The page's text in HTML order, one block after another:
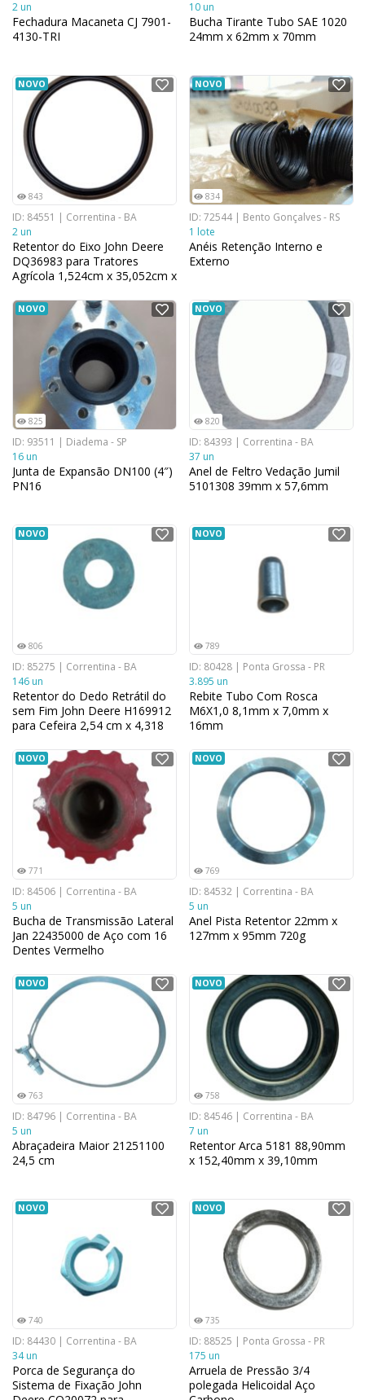
2 un
Fechadura Macaneta CJ 7901-
4130-TRI
10 un
Bucha Tirante Tubo SAE 1020
24mm x 62mm x 70mm
NOVO
843
ID: 84551 | Correntina - BA
2 un
Retentor do Eixo John Deere
DQ36983 para Tratores
Agrícola 1,524cm x 35,052cm x
NOVO
834
ID: 72544 | Bento Gonçalves - RS
1 lote
Anéis Retenção Interno e
Externo
NOVO
825
ID: 93511 | Diadema - SP
16 un
Junta de Expansão DN100 (4″)
PN16
NOVO
820
ID: 84393 | Correntina - BA
37 un
Anel de Feltro Vedação Jumil
5101308 39mm x 57,6mm
NOVO
806
ID: 85275 | Correntina - BA
146 un
Retentor do Dedo Retrátil do
sem Fim John Deere H169912
para Cefeira 2,54 cm x 4,318
NOVO
789
ID: 80428 | Ponta Grossa - PR
3.895 un
Rebite Tubo Com Rosca
M6X1,0 8,1mm x 7,0mm x
16mm
NOVO
771
ID: 84506 | Correntina - BA
5 un
Bucha de Transmissão Lateral
Jan 22435000 de Aço com 16
Dentes Vermelho
NOVO
769
ID: 84532 | Correntina - BA
5 un
Anel Pista Retentor 22mm x
127mm x 95mm 720g
NOVO
763
ID: 84796 | Correntina - BA
5 un
Abraçadeira Maior 21251100
24,5 cm
NOVO
758
ID: 84546 | Correntina - BA
7 un
Retentor Arca 5181 88,90mm
x 152,40mm x 39,10mm
NOVO
740
ID: 84430 | Correntina - BA
34 un
Porca de Segurança do
Sistema de Fixação John
NOVO
735
ID: 88525 | Ponta Grossa - PR
175 un
Arruela de Pressão 3/4
polegada Helicoidal Aço